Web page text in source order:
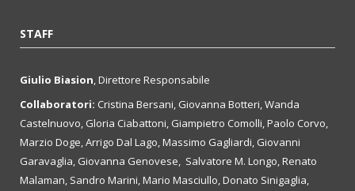
STAFF
Giulio Biasion, Direttore Responsabile
Collaboratori: Cristina Bersani, Giovanna Botteri, Wanda
Castelnuovo, Gloria Ciabattoni, Giampietro Comolli, Paolo Corvo,
Marzio Doge, Arrigo Dal Lago, Massimo Gagliardi, Giovanni
Garavaglia, Giovanna Genovese, Salvatore M. Longo, Renato
Malaman, Sandro Marini, Mario Masciullo, Donato Sinigaglia,